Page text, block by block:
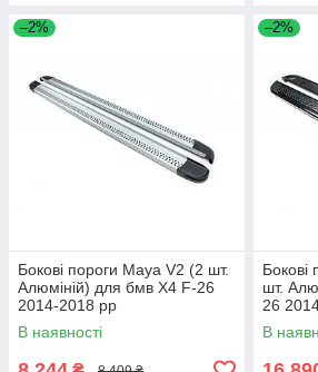
–2%
Бокові пороги Maya V2 (2 шт.
Алюміній) для бмв X4 F-26
2014-2018 рр
В наявності
–2%
Бокові
шт.
26
В